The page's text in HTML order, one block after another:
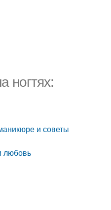
ногтях:
и советы
любовь